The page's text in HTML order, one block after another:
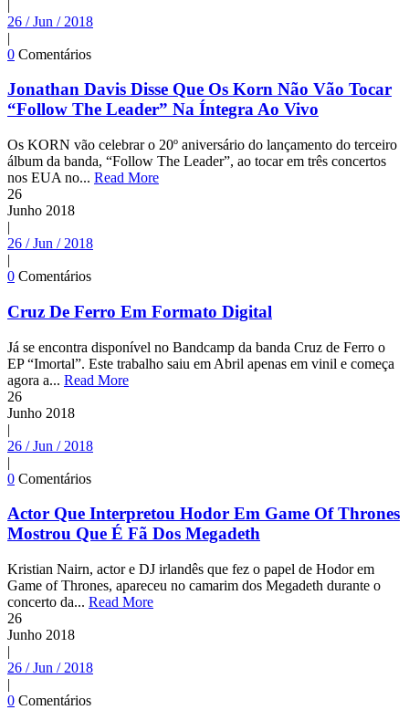
26 / Jun / 2018
|
0 Comentários
Jonathan Davis Disse Que Os Korn Não Vão Tocar
“Follow The Leader” Na Íntegra Ao Vivo
Os KORN vão celebrar o 20º aniversário do lançamento do terceiro
álbum da banda, “Follow The Leader”, ao tocar em três concertos
nos EUA no... Read More
26
Junho 2018
|
26 / Jun / 2018
|
0 Comentários
Cruz De Ferro Em Formato Digital
Já se encontra disponível no Bandcamp da banda Cruz de Ferro o
EP “Imortal”. Este trabalho saiu em Abril apenas em vinil e começa
agora a... Read More
26
Junho 2018
|
26 / Jun / 2018
|
0 Comentários
Actor Que Interpretou Hodor Em Game Of Thrones
Mostrou Que É Fã Dos Megadeth
Kristian Nairn, actor e DJ irlandês que fez o papel de Hodor em
Game of Thrones, apareceu no camarim dos Megadeth durante o
concerto da... Read More
26
Junho 2018
|
26 / Jun / 2018
|
0 Comentários